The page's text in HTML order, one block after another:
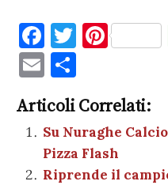
F
a
c
e
b
o
T
te
r
Pi
es
t
E
m
ai
l
n
di
vi
Articoli Correlati:
Su Nuraghe
Pizza Flash
Riprende il